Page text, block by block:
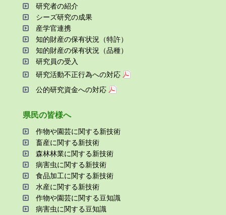
研究者の紹介
シーズ研究の成果
産学官連携
知的財産の保有状況（特許）
知的財産の保有状況（品種）
研究員の受⼊
研究活動不正⾏為への対応
公的研究資金への対応
県⺠の皆様へ
作物や園芸に関する新技術
畜産に関する新技術
森林林業に関する新技術
病害⾍に関する新技術
⾷品加⼯に関する新技術
⽔産に関する新技術
作物や園芸に関する⾖知識
病害⾍に関する⾖知識